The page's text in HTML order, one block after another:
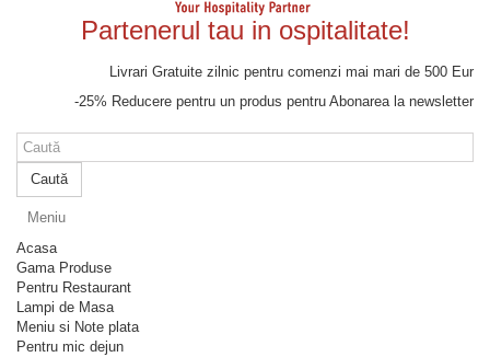
Partenerul tau in ospitalitate!
Livrari Gratuite zilnic pentru comenzi mai mari de 500 Eur
-25% Reducere pentru un produs pentru Abonarea la newsletter
Caută
Meniu
Acasa
Gama Produse
Pentru Restaurant
Lampi de Masa
Meniu si Note plata
Pentru mic dejun